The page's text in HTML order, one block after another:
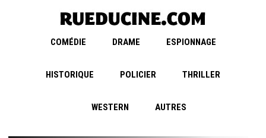
COMÉDIE DRAME ESPIONNAGE
HISTORIQUE POLICIER THRILLER
WESTERN AUTRES